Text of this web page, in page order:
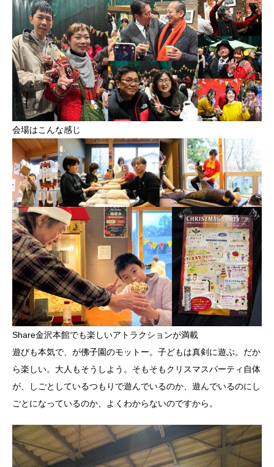
会場はこんな感じ
Share金沢本館でも楽しいアトラクションが満載
遊びも本気で、が佛子園のモットー。子どもは真剣に遊ぶ。だか
ら楽しい。大人もそうしよう。そもそもクリスマスパーティ自体
が、しごとしているつもりで遊んでいるのか、遊んでいるのにし
ごとになっているのか、よくわからないのですから。